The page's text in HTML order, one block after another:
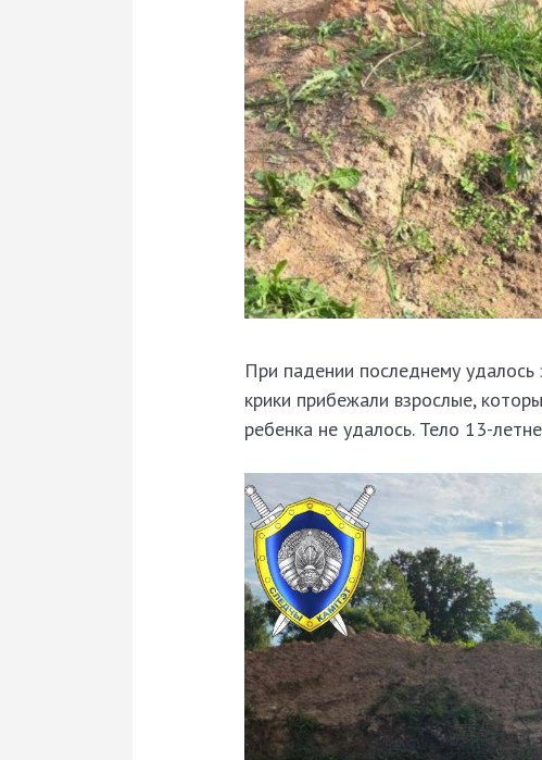
При падении последнему удалось
крики прибежали взрослые,
ребенка не удалось. Тело 13-